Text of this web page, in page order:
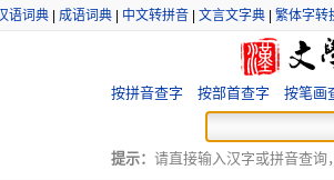
语词典 成语词典 中文转拼音 文言文字典 繁体字转
按拼音查字 按部首查字 按笔画
提示： 请直接输入汉字或拼音查询